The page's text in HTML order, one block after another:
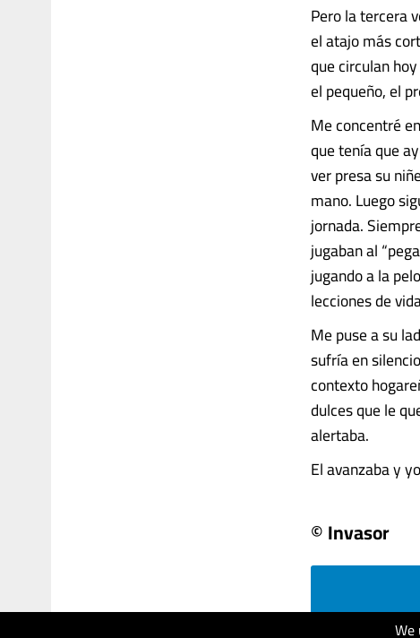
We
Pero la tercera
el atajo más
que circulan
el pequeño, el
Me concentré
que tenía que
ver presa su
mano. Luego
jornada.
jugaban al
jugando a la
lecciones de
Me puse a su
sufría en
contexto
dulces que le
alertaba.
El avanzaba y
© Invasor